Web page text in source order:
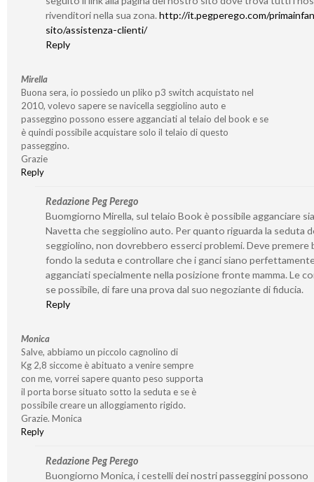
rivenditori nella sua zona.http://it.pegperego.com/
sito/assistenza-clienti/
Reply
Mirella
Buona sera, io possiedo un pliko p3 switch acquistato nel
2010, volevo sapere se navicella seggiolino auto e
passeggìno possono essere agganciati al telaio del book e se
è quindi possibile acquistare solo il telaio di questo
passeggino.
Grazie
Reply
Redazione Peg Perego
Buomgiorno Mirella, sul telaio Book è possibile agganciare sia
Navetta che seggiolino auto. Per quanto riguarda la seduta
seggiolino, non dovrebbero esserci problemi. Deve premere
fondo la seduta e controllare che i ganci siano
agganciati specialmente nella posizione fronte mamma. Le
se possibile, di fare una prova dal suo negoziante di fiducia.
Reply
Monica
Salve, abbiamo un piccolo cagnolino di
Kg 2,8 siccome è abituato a venire sempre
con me, vorrei sapere quanto peso supporta
il porta borse situato sotto la seduta e se è
possibile creare un alloggiamento rigido.
Grazie. Monica
Reply
Redazione Peg Perego
Buongiorno Monica, i cestelli dei nostri passeggini possono